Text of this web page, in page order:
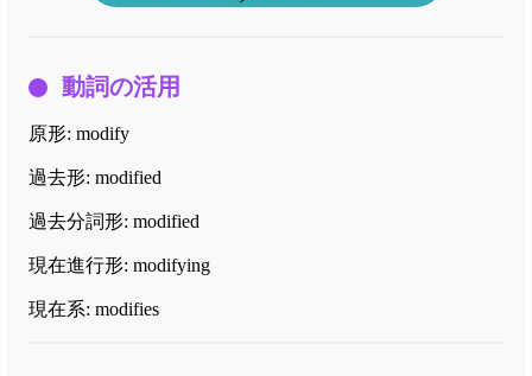
動詞の活用
原形: modify
過去形: modified
過去分詞形: modified
現在進行形: modifying
現在系: modifies